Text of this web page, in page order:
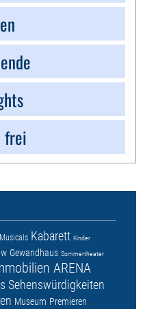
Musicals Kabarett Kinder
Gewandhaus Sommertheater
ARENA
Sehenswürdigkeiten
Museum Premieren